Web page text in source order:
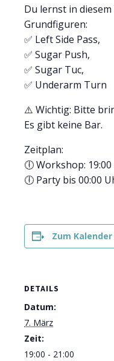
Du lernst in
Grundfiguren:
✅ Left Side Pass,
✅ Sugar Push,
✅ Sugar Tuc,
✅ Underarm Turn
⚠️ Wichtig: Bitte
Es gibt keine Bar.
Zeitplan:
🕕 Workshop:
🕕 Party bis 00:00
Zum
DETAILS
Datum:
7. März
Zeit:
19:00 - 21:00